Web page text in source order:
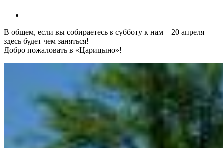
В общем, если вы собираетесь в субботу к нам – 20 апреля
здесь будет чем заняться!
Добро пожаловать в «Царицыно»!